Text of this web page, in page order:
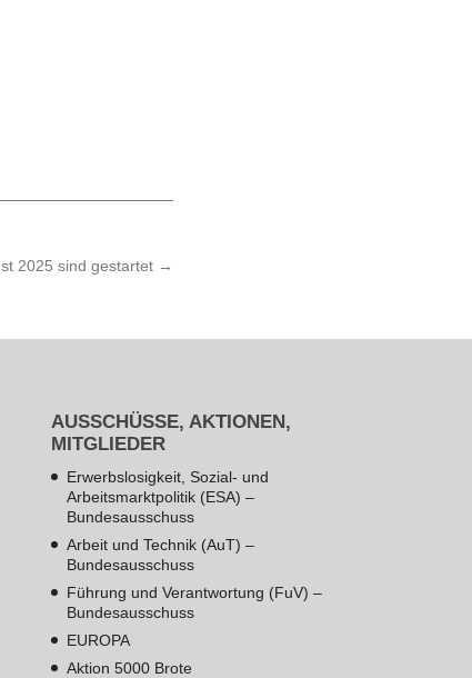
2025 sind gestartet →
AUSSCHÜSSE, AKTIONEN,
MITGLIEDER
Erwerbslosigkeit, Sozial- und
Arbeitsmarktpolitik (ESA) –
Bundesausschuss
Arbeit und Technik (AuT) –
Bundesausschuss
Führung und Verantwortung (FuV) –
Bundesausschuss
EUROPA
Aktion 5000 Brote